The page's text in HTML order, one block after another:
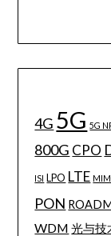
4G 5G 5G
800G CPO
ISI LPO LTE
PON
WDM 光与技